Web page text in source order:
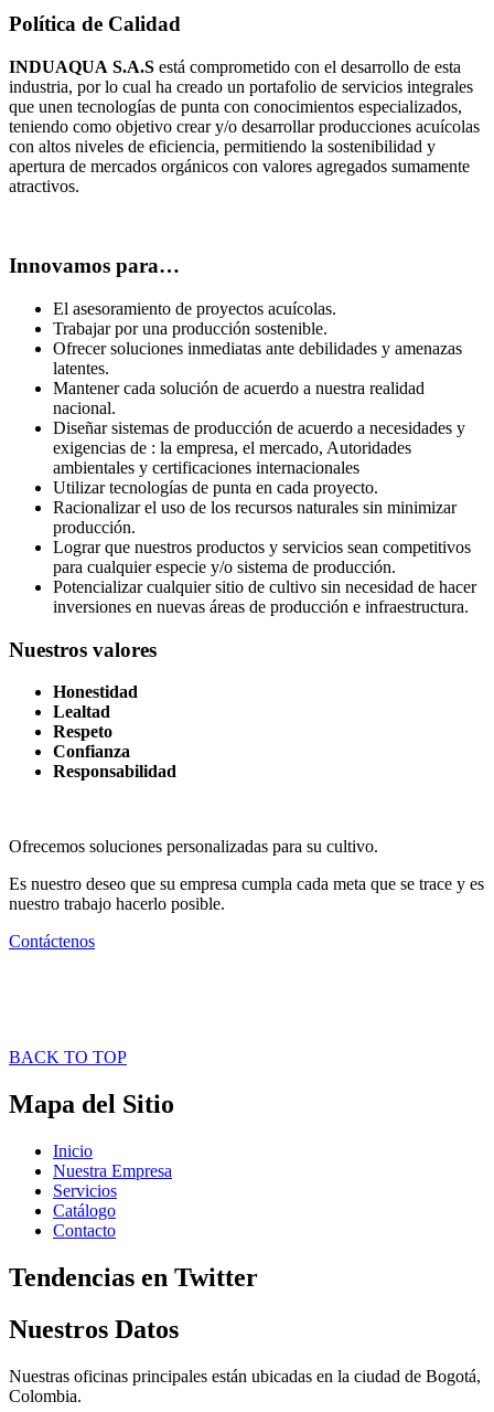
Política de Calidad
INDUAQUA S.A.S está comprometido con el desarrollo de esta
industria, por lo cual ha creado un portafolio de servicios integrales
que unen tecnologías de punta con conocimientos especializados,
teniendo como objetivo crear y/o desarrollar producciones acuícolas
con altos niveles de eficiencia, permitiendo la sostenibilidad y
apertura de mercados orgánicos con valores agregados sumamente
atractivos.
Innovamos para…
El asesoramiento de proyectos acuícolas.
Trabajar por una producción sostenible.
Ofrecer soluciones inmediatas ante debilidades y amenazas
latentes.
Mantener cada solución de acuerdo a nuestra realidad
nacional.
Diseñar sistemas de producción de acuerdo a necesidades y
exigencias de : la empresa, el mercado, Autoridades
ambientales y certificaciones internacionales
Utilizar tecnologías de punta en cada proyecto.
Racionalizar el uso de los recursos naturales sin minimizar
producción.
Lograr que nuestros productos y servicios sean competitivos
para cualquier especie y/o sistema de producción.
Potencializar cualquier sitio de cultivo sin necesidad de hacer
inversiones en nuevas áreas de producción e infraestructura.
Nuestros valores
Honestidad
Lealtad
Respeto
Confianza
Responsabilidad
Ofrecemos soluciones personalizadas para su cultivo.
Es nuestro deseo que su empresa cumpla cada meta que se trace y es
nuestro trabajo hacerlo posible.
Contáctenos
BACK TO TOP
Mapa del Sitio
Inicio
Nuestra Empresa
Servicios
Catálogo
Contacto
Tendencias en Twitter
Nuestros Datos
Nuestras oficinas principales están ubicadas en la ciudad de Bogotá,
Colombia.